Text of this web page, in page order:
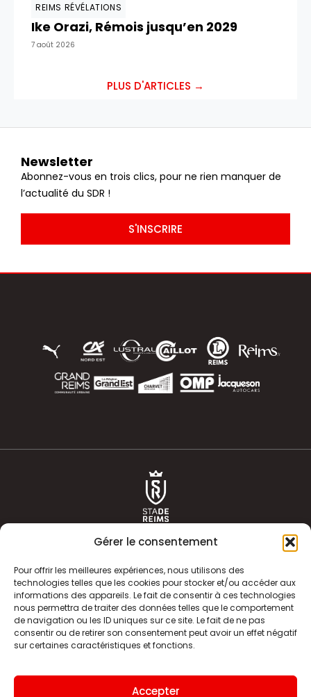
Gérer le consentement
Pour offrir les meilleures expériences, nous utilisons des
technologies telles que les cookies pour stocker et/ou accéder aux
informations des appareils. Le fait de consentir à ces technologies
nous permettra de traiter des données telles que le comportement
de navigation ou les ID uniques sur ce site. Le fait de ne pas
consentir ou de retirer son consentement peut avoir un effet négatif
sur certaines caractéristiques et fonctions.
Accepter
REIMS RÉVÉLATIONS
Ike Orazi, Rémois jusqu’en 2029
7 août 2026
PLUS D'ARTICLES →
Newsletter
Abonnez-vous en trois clics, pour ne rien manquer de
l’actualité du SDR !
S'INSCRIRE
ACTUALITÉS
CLUB
BOUTIQUE
HISTOIRE
ÉQUIPE PREMIERE
INFOS ET CONTACT